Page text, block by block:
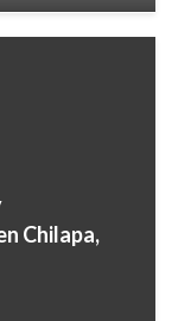
Chilapa,